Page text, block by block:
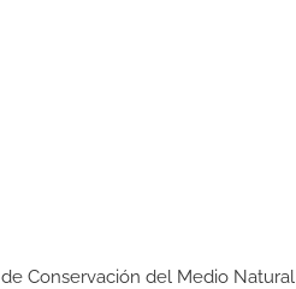
Conservación del Medio Natural